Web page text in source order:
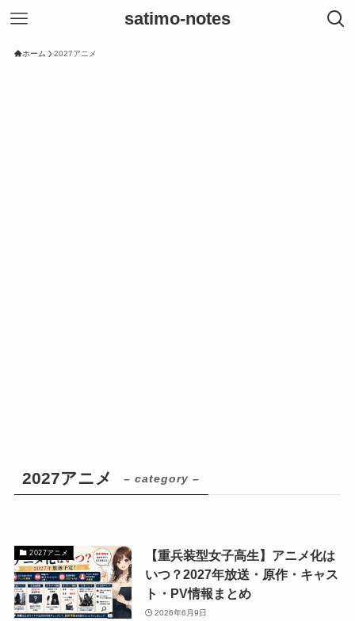
satimo-notes
ホーム 2027アニメ
2027アニメ – category –
2027アニメ
【重兵装型女子高生】アニメ化は
いつ？2027年放送・原作・キャス
ト・PV情報まとめ
2026年6月9日